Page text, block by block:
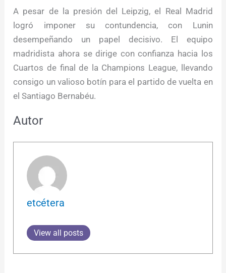
A pesar de la presión del Leipzig, el Real Madrid
logró imponer su contundencia, con Lunin
desempeñando un papel decisivo. El equipo
madridista ahora se dirige con confianza hacia los
Cuartos de final de la Champions League, llevando
consigo un valioso botín para el partido de vuelta en
el Santiago Bernabéu.
Autor
etcétera
View all posts